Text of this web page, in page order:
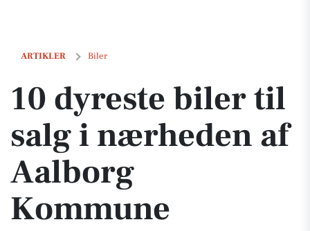
ARTIKLER Biler
10 dyreste biler til salg i nærheden af Aalborg Kommune
10 dyreste biler til
salg i nærheden af
Aalborg
Kommune